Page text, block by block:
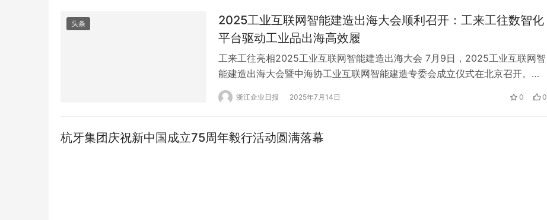
头条
2025工业互联网智能建造出海大会顺利召开：工来工往数智化
平台驱动工业品出海高效履
工来工往亮相2025工业互联网智能建造出海大会 7月9日，2025工业互联网智
能建造出海大会暨中海协工业互联网智能建造专委会成立仪式在北京召开。工
来工往CEO汪焰林受邀出席大会并发表主题演讲，分享了工来工往以数智化平
台推动工业品出海、实现高效履约的创新模式与实践经验。 大会以“扬帆‘出海’·
浙江企业日报 2025年7月14日 0 0
杭牙集团庆祝新中国成立75周年毅行活动圆满落幕